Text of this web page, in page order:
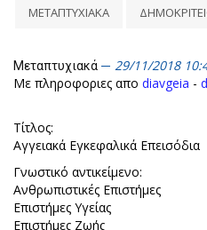
ΜΕΤΑΠΤΥΧΙΑΚΑ
Μεταπτυχιακά
29/11/2018
Με πληροφοριες απο diavgeia -
Τίτλος:
Αγγειακά Εγκεφαλικά Επεισόδια
Γνωστικό αντικείμενο:
Ανθρωπιστικές Επιστήμες
Επιστήμες Υγείας
Επιστήμες Ζωής